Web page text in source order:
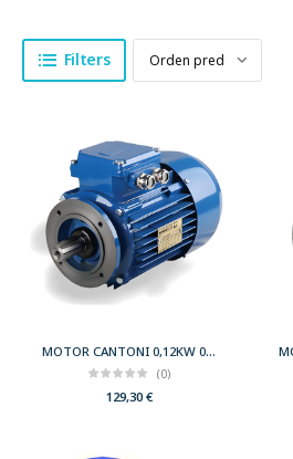
Filters
MOTOR CANTONI 0,12KW 0,17CV 1500 B14 T63 230/400 IE2
(0)
129,30€